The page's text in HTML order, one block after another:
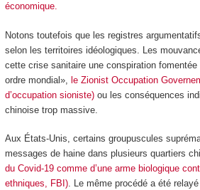
économique.
Notons toutefois que les registres
selon les territoires idéologiques. Les
cette crise sanitaire une conspiration
ordre mondial», le Zionist Occupation
d’occupation sioniste)ou les conséquences
chinoise trop massive.
Aux États-Unis, certains groupuscules
messages de haine dans plusieurs quartiers
du Covid-19 comme d’une arme biologique
ethniques, FBI). Le même procédé a été